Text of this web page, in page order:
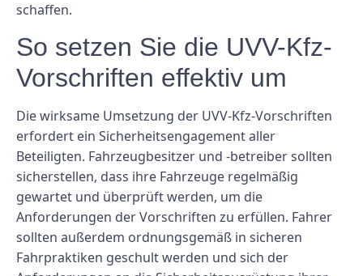
schaffen.
So setzen Sie die UVV-Kfz-
Vorschriften effektiv um
Die wirksame Umsetzung der UVV-Kfz-Vorschriften
erfordert ein Sicherheitsengagement aller
Beteiligten. Fahrzeugbesitzer und -betreiber sollten
sicherstellen, dass ihre Fahrzeuge regelmäßig
gewartet und überprüft werden, um die
Anforderungen der Vorschriften zu erfüllen. Fahrer
sollten außerdem ordnungsgemäß in sicheren
Fahrpraktiken geschult werden und sich der